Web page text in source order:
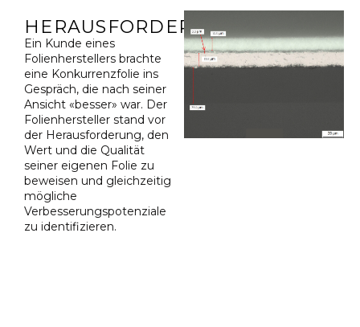
HERAUSFORDERUNG
Ein Kunde eines
Folienherstellers brachte
eine Konkurrenzfolie ins
Gespräch, die nach seiner
Ansicht «besser» war. Der
Folienhersteller stand vor
der Herausforderung, den
Wert und die Qualität
seiner eigenen Folie zu
beweisen und gleichzeitig
mögliche
Verbesserungspotenziale
zu identifizieren.